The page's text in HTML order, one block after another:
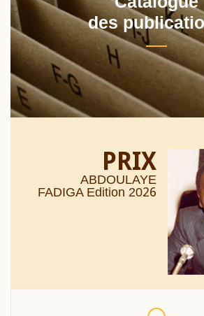
des
PRIX
ABDOULAYE
FADIGA Edition 2026